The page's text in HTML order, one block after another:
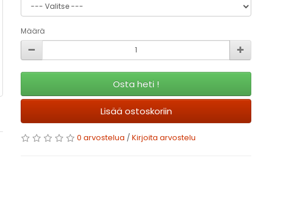
Määrä
Osta heti !
Lisää ostoskoriin
0 arvostelua / Kirjoita arvostelu